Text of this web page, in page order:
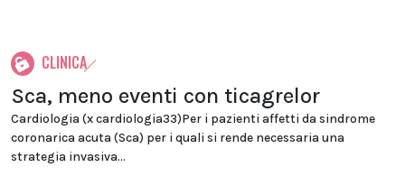
CLINICA
Sca, meno eventi con ticagrelor
Cardiologia (x cardiologia33)Per i pazienti affetti da sindrome
coronarica acuta (Sca) per i quali si rende necessaria una
strategia invasiva...